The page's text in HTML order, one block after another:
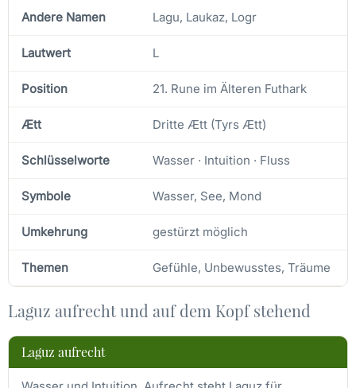
Andere Namen Lagu, Laukaz, Logr
Lautwert L
Position 21. Rune im Älteren Futhark
Ætt Dritte Ætt (Tyrs Ætt)
Schlüsselworte Wasser · Intuition · Fluss
Symbole Wasser, See, Mond
Umkehrung gestürzt möglich
Themen Gefühle, Unbewusstes, Träume
Laguz aufrecht und auf dem Kopf stehend
Laguz aufrecht